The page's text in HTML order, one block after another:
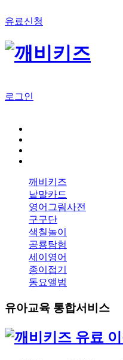
유료신청
로그인
깨비키즈
낱말카드
영어그림사전
구구단
색칠놀이
공룡탐험
세이영어
종이접기
동요앨범
유아교육 통합서비스